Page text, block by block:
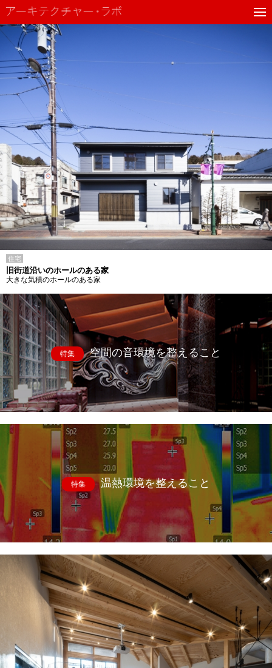
住宅
旧街道沿いのホールのある家
大きな気積のホールのある家
特集 空間の音環境を整えること
特集 温熱環境を整えること